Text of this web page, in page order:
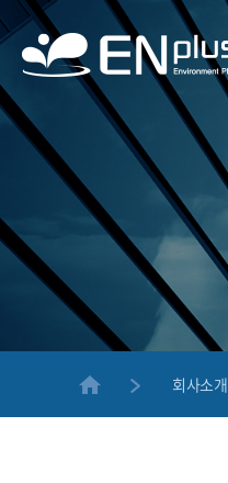
회사소개